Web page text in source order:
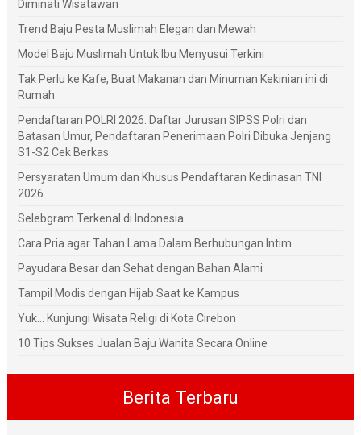
Diminati Wisatawan
Trend Baju Pesta Muslimah Elegan dan Mewah
Model Baju Muslimah Untuk Ibu Menyusui Terkini
Tak Perlu ke Kafe, Buat Makanan dan Minuman Kekinian ini di
Rumah
Pendaftaran POLRI 2026: Daftar Jurusan SIPSS Polri dan
Batasan Umur, Pendaftaran Penerimaan Polri Dibuka Jenjang
S1-S2 Cek Berkas
Persyaratan Umum dan Khusus Pendaftaran Kedinasan TNI
2026
Selebgram Terkenal di Indonesia
Cara Pria agar Tahan Lama Dalam Berhubungan Intim
Payudara Besar dan Sehat dengan Bahan Alami
Tampil Modis dengan Hijab Saat ke Kampus
Yuk... Kunjungi Wisata Religi di Kota Cirebon
10 Tips Sukses Jualan Baju Wanita Secara Online
Berita Terbaru